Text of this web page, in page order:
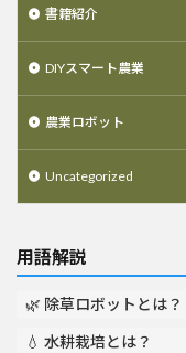
書籍紹介
DIYスマート農業
農業ロボット
Uncategorized
用語解説
🌿 除草ロボットとは？
💧 水耕栽培とは？